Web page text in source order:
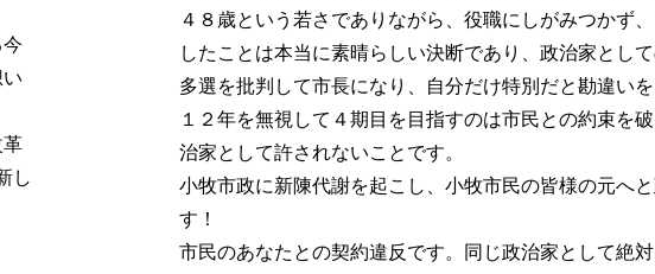
し
４８歳という若さでありながら、役職にしがみつかず
したことは本当に素晴らしい決断であり、政治家として
多選を批判して市長になり、自分だけ特別だと勘違い
１２年を無視して４期目を目指すのは市民との約束を
治家として許されないことです。
小牧市政に新陳代謝を起こし、小牧市民の皆様の元へ
す！
市民のあなた との契約違反です。同じ政治家として絶